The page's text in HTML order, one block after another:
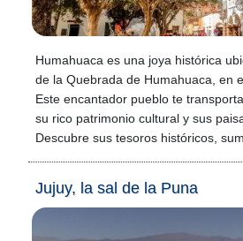
Humahuaca es una joya histórica
de la Quebrada de Humahuaca, en
Este encantador pueblo te
su rico patrimonio cultural y sus
Descubre sus tesoros históricos,
Jujuy, la sal de la Puna